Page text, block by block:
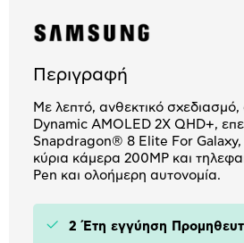
Περιγραφή
Με λεπτό, ανθεκτικό σχεδιασμό,
Dynamic AMOLED 2X QHD+,
Snapdragon® 8 Elite For
κύρια κάμερα 200MP και
Pen και ολοήμερη αυτονομία.
2 Έτη εγγύηση